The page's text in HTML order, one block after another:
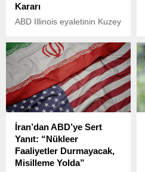
Kararı
ABD Illinois eyaletinin Kuzey
Matthew Kennelly, Trump
yönetiminin “Çeşitlilik, Eşitlik
ve Kapsayıcılık” (DEI)
programlarına karşı aldığı
kararnamenin bir kısmını
geçici olarak engelledi.
İran’dan ABD’ye Sert
Yanıt: “Nükleer
Faaliyetler Durmayacak,
Misilleme Yolda”